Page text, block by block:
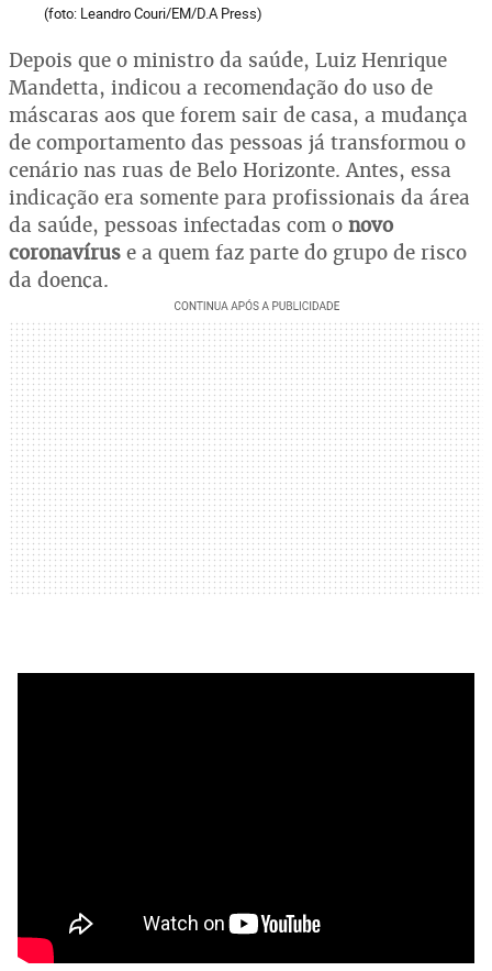
(foto: Leandro Couri/EM/D.A Press)
Depois que o ministro da saúde, Luiz Henrique
Mandetta, indicou a recomendação do uso de
máscaras aos que forem sair de casa, a mudança
de comportamento das pessoas já transformou o
cenário nas ruas de Belo Horizonte. Antes, essa
indicação era somente para profissionais da área
da saúde, pessoas infectadas com o novo
coronavírus e a quem faz parte do grupo de risco
da doença.